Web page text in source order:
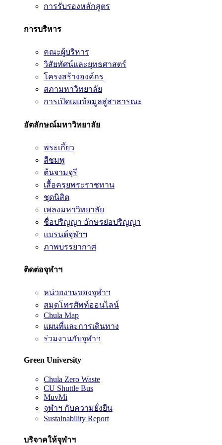
การรับรองหลักสูตร
การบริหาร
คณะผู้บริหาร
วิสัยทัศน์และยุทธศาสตร์
โครงสร้างองค์กร
สภามหาวิทยาลัย
การเปิดเผยข้อมูลสู่สาธารณะ
อัตลักษณ์มหาวิทยาลัย
พระเกี้ยว
สีชมพู
ต้นจามจุรี
เสื้อครุยพระราชทาน
ชุดนิสิต
เพลงมหาวิทยาลัย
ชื่อปริญญา อักษรย่อปริญญา
แบรนด์จุฬาฯ
ภาพบรรยากาศ
ติดต่อจุฬาฯ
หน่วยงานของจุฬาฯ
สมุดโทรศัพท์ออนไลน์
Chula Map
แผนที่และการเดินทาง
ร่วมงานกับจุฬาฯ
Green University
Chula Zero Waste
CU Shuttle Bus
MuvMi
จุฬาฯ กับความยั่งยืน
Sustainability Report
บริจาคให้จุฬาฯ